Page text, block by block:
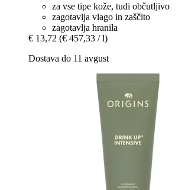
za vse tipe kože, tudi občutljivo
zagotavlja vlago in zaščito
zagotavlja hranila
€ 13,72 (€ 457,33 / l)
Dostava do 11 avgust